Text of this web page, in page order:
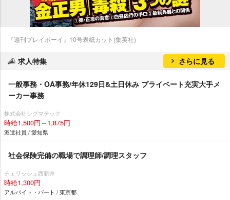
『週刊プレイボーイ』10号表紙カット(集英社)
求人特集 さらに見る
一般事務・OA事務/年休129日&土日休み プライベート充実大手メ
ーカー事務
株式会社シグマテック
時給1,500円～1,875円
派遣社員 / 愛知県
社会保険完備の職場で調理師/調理スタッフ
チェリッシュ西新井
時給1,300円
アルバイト・パート / 東京都